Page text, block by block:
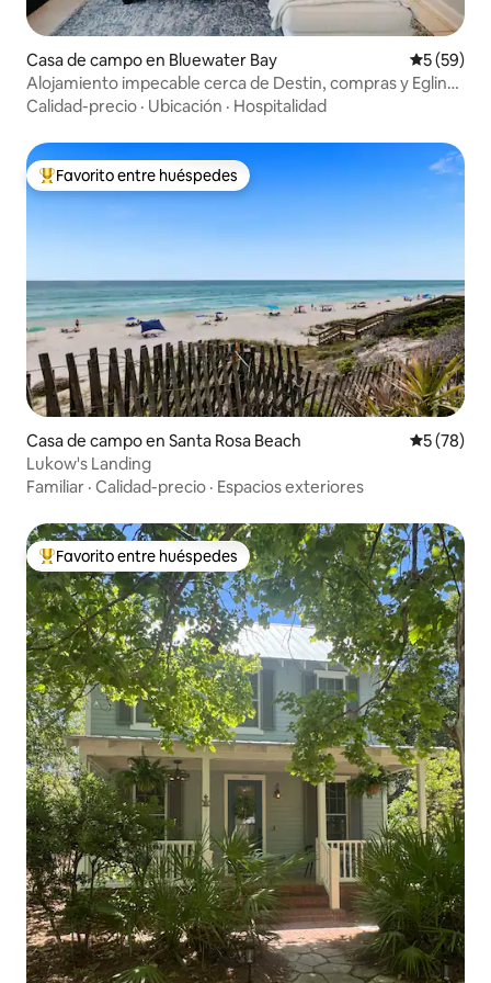
Casa de campo en Bluewater Bay
5 (59)
Alojamiento impecable cerca de Destin, compras y Eglin
AFB
Calidad-precio · Ubicación · Hospitalidad
Favorito entre huéspedes preferido
Favorito entre huéspedes
Casa de campo en Santa Rosa Beach
5 (78)
Lukow's Landing
Familiar · Calidad-precio · Espacios exteriores
Favorito entre huéspedes preferido
Favorito entre huéspedes